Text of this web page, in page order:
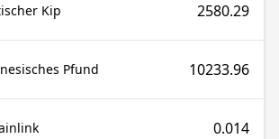
Kip 2580.29
Pfund 10233.96
0.014